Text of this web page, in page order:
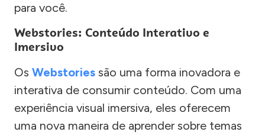
para você.
Webstories: Conteúdo Interativo e
Imersivo
Os Webstories são uma forma inovadora e
interativa de consumir conteúdo. Com uma
experiência visual imersiva, eles oferecem
uma nova maneira de aprender sobre temas